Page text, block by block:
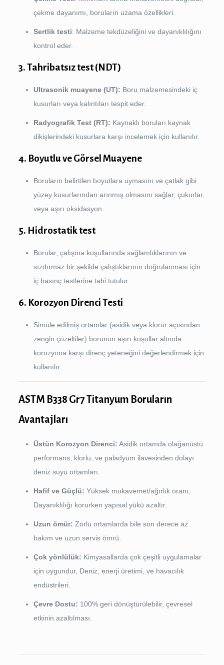
çekme dayanımı, boruların uzama özellikleri.
Sertlik testi: Malzeme tekdüzeliğini ve dayanıklılığını
kontrol eder.
3. Tahribatsız test (NDT)
Ultrasonik muayene (UT): Boru malzemesindeki iç
kusurları veya kalıntıları tespit eder.
Radyografik Test (RT): Kaynaklı boruları kaynak
dikişlerindeki kusurlara karşı incelemek için kullanılır.
4. Boyutlu ve Görsel Muayene
Boruların belirtilen boyutlara uymasını ve çatlak gibi
yüzey kusurlarından arınmış olmasını sağlar, çukurlar,
veya aşırı oksidasyon.
5. Hidrostatik test
Borular, çalışma koşullarında sağlamlıklarının ve
sızdırmaz bir şekilde çalıştıklarının doğrulanması için
iç basınç testlerine tabi tutulur..
6. Korozyon Direnci Testi
Simüle edilmiş ortamlar (asidik veya klorür açısından
zengin çözeltiler) borunun aşırı koşullar altında
korozyona karşı direnç yeteneğini değerlendirmek için
kullanılır.
ASTM B338 Gr7 Titanyum Boruların
Avantajları
Üstün Korozyon Direnci: Asidik ortamda olağanüstü
performans, klorlu, ve paladyum ilavesinden dolayı
deniz suyu ortamları.
Hafif ve Güçlü: Yüksek mukavemet/ağırlık oranı,
Dayanıklılığı korurken yapısal yükü azaltır.
Uzun ömür: Zorlu ortamlarda bile son derece az
bakım ve uzun servis ömrü.
Çok yönlülük: Kimyasallarda çok çeşitli uygulamalar
için uygundur, Deniz, enerji üretimi, ve havacılık
endüstrileri.
Çevre Dostu: 100% geri dönüştürülebilir, çevresel
etkinin azaltılması.